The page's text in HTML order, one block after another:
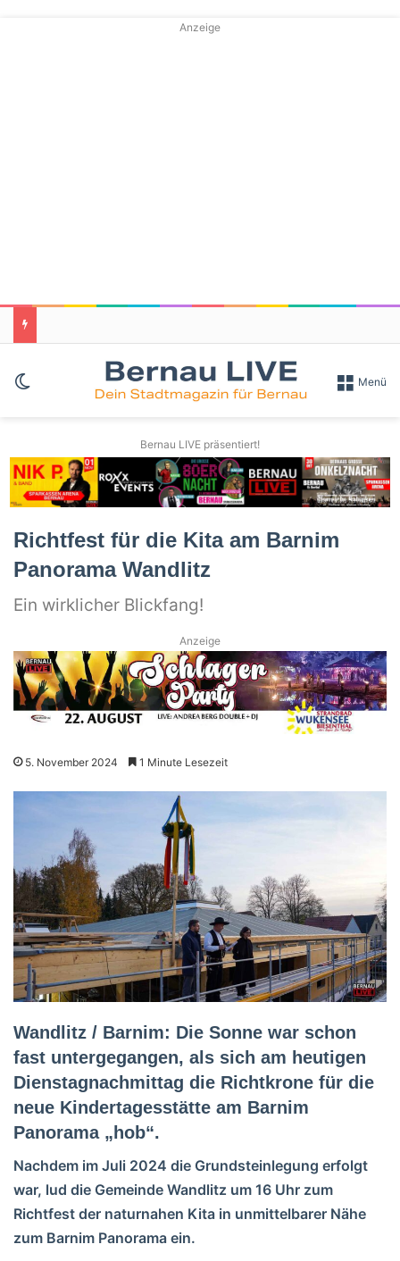
Anzeige
Skin umschalten Menü
Bernau LIVE präsentiert!
Richtfest für die Kita am Barnim
Panorama Wandlitz
Ein wirklicher Blickfang!
Anzeige
5. November 2024 1 Minute Lesezeit
Wandlitz / Barnim: Die Sonne war schon
fast untergegangen, als sich am heutigen
Dienstagnachmittag die Richtkrone für die
neue Kindertagesstätte am Barnim
Panorama „hob“.
Nachdem im Juli 2024 die Grundsteinlegung erfolgt
war, lud die Gemeinde Wandlitz um 16 Uhr zum
Richtfest der naturnahen Kita in unmittelbarer Nähe
zum Barnim Panorama ein.